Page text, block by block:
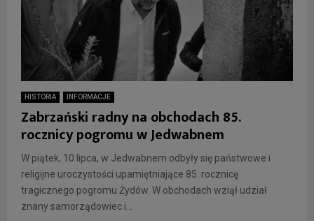
HISTORIA INFORMACJE
Zabrzański radny na obchodach 85.
rocznicy pogromu w Jedwabnem
W piątek, 10 lipca, w Jedwabnem odbyły się państwowe i
religijne uroczystości upamiętniające 85. rocznicę
tragicznego pogromu Żydów. W obchodach wziął udział
znany samorządowiec i...